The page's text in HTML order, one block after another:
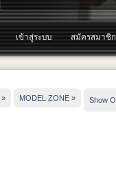
เข้าสู่ระบบ สมัครสมาชิก
» MODEL ZONE » Show